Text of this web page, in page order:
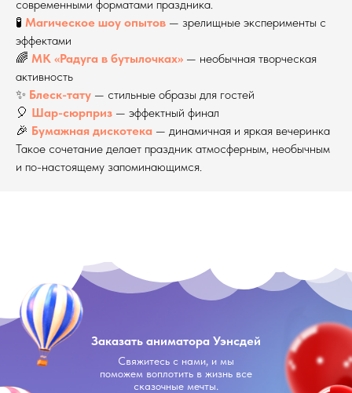
современными форматами праздника.
🧪 Магическое шоу опытов — зрелищные эксперименты с
эффектами
🌈 МК «Радуга в бутылочках» — необычная творческая
активность
✨ Блеск-тату — стильные образы для гостей
🎈 Шар-сюрприз — эффектный финал
🎉 Бумажная дискотека — динамичная и яркая вечеринка
Такое сочетание делает праздник атмосферным, необычным
и по-настоящему запоминающимся.
Заказать аниматора Уэнсдей
Свяжитесь с нами, и мы
поможем воплотить в жизнь все
сказочные мечты.